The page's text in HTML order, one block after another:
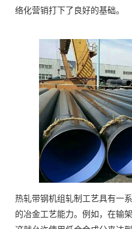
络化营销打下了良好的基础。
热轧带钢机组轧制工艺具有一
的冶金工艺能力。例如，在输